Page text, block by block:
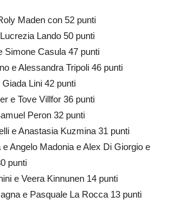
Maden con 52 punti
Lando 50 punti
Simone Casula 47 punti
e Alessandra Tripoli 46 punti
Lini 42 punti
e Tove Villfor 36 punti
Peron 32 punti
e Anastasia Kuzmina 31 punti
Angelo Madonia e Alex Di Giorgio e
punti
e Veera Kinnunen 14 punti
e Pasquale La Rocca 13 punti